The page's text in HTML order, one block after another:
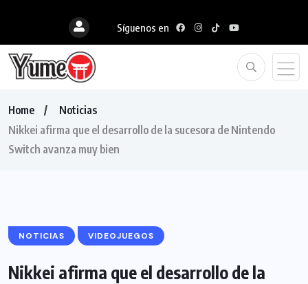
Síguenos en
Home
Noticias
Nikkei afirma que el desarrollo de la sucesora de Nintendo
Switch avanza muy bien
NOTICIAS VIDEOJUEGOS
Nikkei afirma que el desarrollo de la